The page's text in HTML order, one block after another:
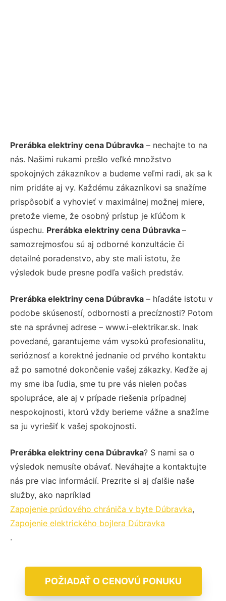
Prerábka elektriny cena Dúbravka – nechajte to na
nás. Našimi rukami prešlo veľké množstvo
spokojných zákazníkov a budeme veľmi radi, ak sa k
nim pridáte aj vy. Každému zákazníkovi sa snažíme
prispôsobiť a vyhovieť v maximálnej možnej miere,
pretože vieme, že osobný prístup je kľúčom k
úspechu. Prerábka elektriny cena Dúbravka –
samozrejmosťou sú aj odborné konzultácie či
detailné poradenstvo, aby ste mali istotu, že
výsledok bude presne podľa vašich predstáv.
Prerábka elektriny cena Dúbravka – hľadáte istotu v
podobe skúseností, odbornosti a precíznosti? Potom
ste na správnej adrese – www.i-elektrikar.sk. Inak
povedané, garantujeme vám vysokú profesionalitu,
serióznosť a korektné jednanie od prvého kontaktu
až po samotné dokončenie vašej zákazky. Keďže aj
my sme iba ľudia, sme tu pre vás nielen počas
spolupráce, ale aj v prípade riešenia prípadnej
nespokojnosti, ktorú vždy berieme vážne a snažíme
sa ju vyriešiť k vašej spokojnosti.
Prerábka elektriny cena Dúbravka? S nami sa o
výsledok nemusíte obávať. Neváhajte a kontaktujte
nás pre viac informácií. Prezrite si aj ďalšie naše
služby, ako napríklad
Zapojenie prúdového chrániča v byte Dúbravka,
Zapojenie elektrického bojlera Dúbravka
.
POŽIADAŤ O CENOVÚ PONUKU